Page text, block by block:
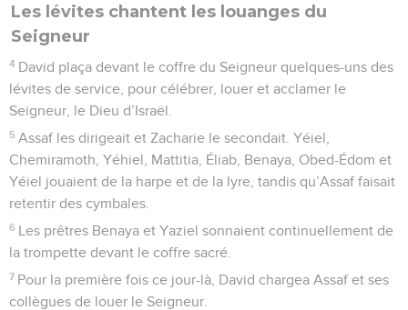
Les lévites chantent les louanges du
Seigneur
4 David plaça devant le coffre du Seigneur quelques-uns des
lévites de service, pour célébrer, louer et acclamer le
Seigneur, le Dieu d’Israël.
5 Assaf les dirigeait et Zacharie le secondait. Yéiel,
Chemiramoth, Yéhiel, Mattitia, Éliab, Benaya, Obed-Édom et
Yéiel jouaient de la harpe et de la lyre, tandis qu’Assaf faisait
retentir des cymbales.
6 Les prêtres Benaya et Yaziel sonnaient continuellement de
la trompette devant le coffre sacré.
7 Pour la première fois ce jour-là, David chargea Assaf et ses
collègues de louer le Seigneur.